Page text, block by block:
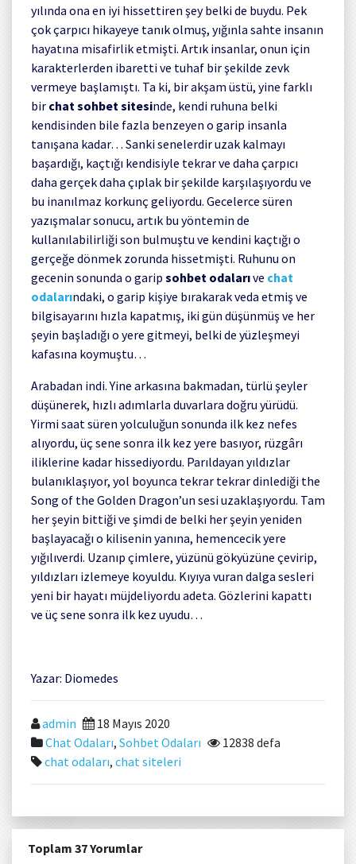
yılında ona en iyi hissettiren şey belki de buydu. Pek
çok çarpıcı hikayeye tanık olmuş, yığınla sahte insanın
hayatına misafirlik etmişti. Artık insanlar, onun için
karakterlerden ibaretti ve tuhaf bir şekilde zevk
vermeye başlamıştı. Ta ki, bir akşam üstü, yine farklı
bir chat sohbet sitesinde, kendi ruhuna belki
kendisinden bile fazla benzeyen o garip insanla
tanışana kadar… Sanki senelerdir uzak kalmayı
başardığı, kaçtığı kendisiyle tekrar ve daha çarpıcı
daha gerçek daha çıplak bir şekilde karşılaşıyordu ve
bu inanılmaz korkunç geliyordu. Gecelerce süren
yazışmalar sonucu, artık bu yöntemin de
kullanılabilirliği son bulmuştu ve kendini kaçtığı o
gerçeğe dönmek zorunda hissetmişti. Ruhunu on
gecenin sonunda o garip sohbet odalarıve chat
odalarındaki, o garip kişiye bırakarak veda etmiş ve
bilgisayarını hızla kapatmış, iki gün düşünmüş ve her
şeyin başladığı o yere gitmeyi, belki de yüzleşmeyi
kafasına koymuştu…
Arabadan indi. Yine arkasına bakmadan, türlü şeyler
düşünerek, hızlı adımlarla duvarlara doğru yürüdü.
Yirmi saat süren yolculuğun sonunda ilk kez nefes
alıyordu, üç sene sonra ilk kez yere basıyor, rüzgârı
iliklerine kadar hissediyordu. Parıldayan yıldızlar
bulanıklaşıyor, yol boyunca tekrar tekrar dinlediği the
Song of the Golden Dragon’un sesi uzaklaşıyordu. Tam
her şeyin bittiği ve şimdi de belki her şeyin yeniden
başlayacağı o kilisenin yanına, hemencecik yere
yığılıverdi. Uzanıp çimlere, yüzünü gökyüzüne çevirip,
yıldızları izlemeye koyuldu. Kıyıya vuran dalga sesleri
yeni bir hayatı müjdeliyordu adeta. Gözlerini kapattı
ve üç sene sonra ilk kez uyudu…
Yazar: Diomedes
admin
18 Mayıs 2020
Chat Odaları, Sohbet Odaları
12838 defa
chat odaları, chat siteleri
Toplam 37 Yorumlar